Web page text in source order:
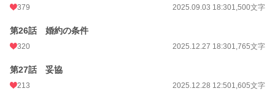
379 2025.09.03 18:301,500文字
第26話 婚約の条件
320 2025.12.27 18:301,765文字
第27話 妥協
213 2025.12.28 12:501,605文字